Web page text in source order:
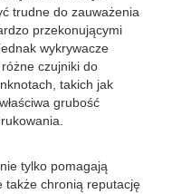
trudne do zauważenia
przekonującymi
wykrywacze
czujniki do
takich jak
grubość
tylko pomagają
także chronią reputację